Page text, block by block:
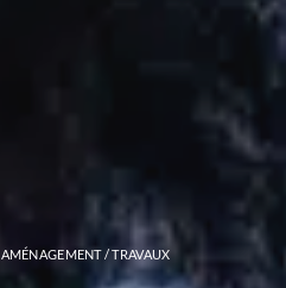
AMÉNAGEMENT / TRAVAUX